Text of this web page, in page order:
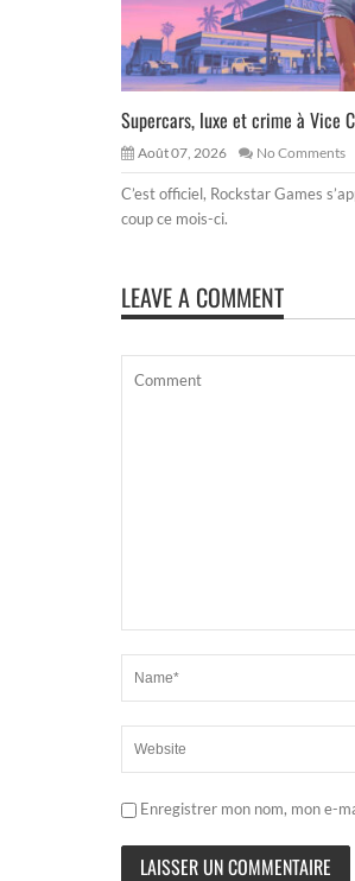
Supercars, luxe et crime à Vice
Août 07, 2026 No Comments
C’est officiel, Rockstar Games
coup ce mois-ci.
LEAVE A COMMENT
Enregistrer mon nom, mon e-